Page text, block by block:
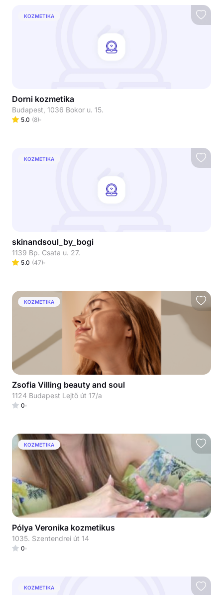
KOZMETIKA
Dorni kozmetika
Budapest, 1036 Bokor u. 15.
5.0 (8)
KOZMETIKA
skinandsoul_by_bogi
1139 Bp. Csata u. 27.
5.0 (47)
KOZMETIKA
Zsofia Villing beauty and soul
1124 Budapest Lejtő út 17/a
0
KOZMETIKA
Pólya Veronika kozmetikus
1035. Szentendrei út 14
0
KOZMETIKA